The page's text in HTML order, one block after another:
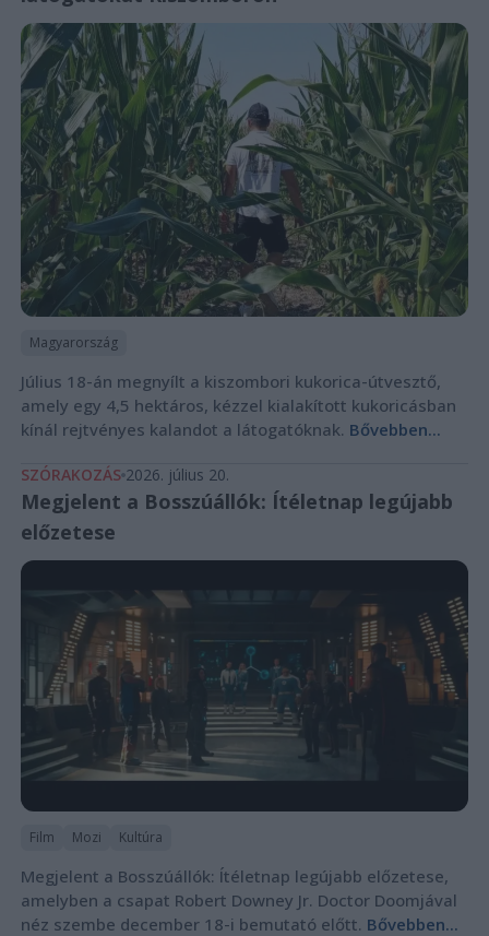
Magyarország
Július 18-án megnyílt a kiszombori kukorica-útvesztő,
amely egy 4,5 hektáros, kézzel kialakított kukoricásban
kínál rejtvényes kalandot a látogatóknak. Bővebben...
SZÓRAKOZÁS 2026. július 20.
Megjelent a Bosszúállók: Ítéletnap legújabb
előzetese
Film Mozi Kultúra
Megjelent a Bosszúállók: Ítéletnap legújabb előzetese,
amelyben a csapat Robert Downey Jr. Doctor Doomjával
néz szembe december 18-i bemutató előtt. Bővebben...